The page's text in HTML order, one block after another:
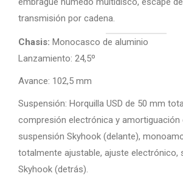
transmisión por cadena.
Chasis: Monocasco de aluminio
Lanzamiento: 24,5º
Avance: 102,5 mm
Suspensión: Horquilla USD de 50 mm
compresión electrónica y amortiguación
suspensión Skyhook (delante),
totalmente ajustable, ajuste electrónico,
Skyhook (detrás).